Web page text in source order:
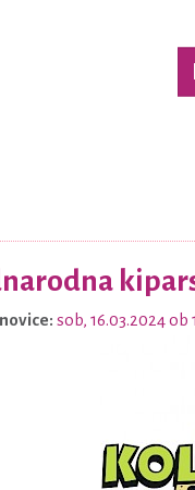
sob, 16.03.2024 ob